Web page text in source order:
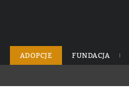
ADOPCJE FUNDACJA